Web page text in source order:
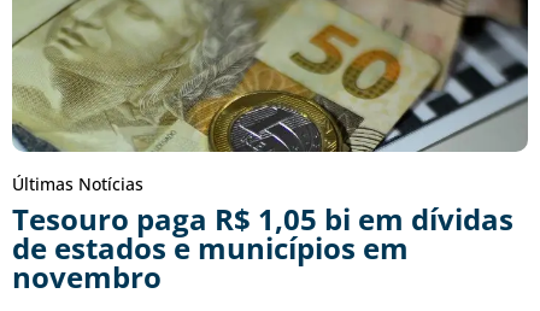
Últimas Notícias
Tesouro paga R$ 1,05 bi em dívidas
de estados e municípios em
novembro